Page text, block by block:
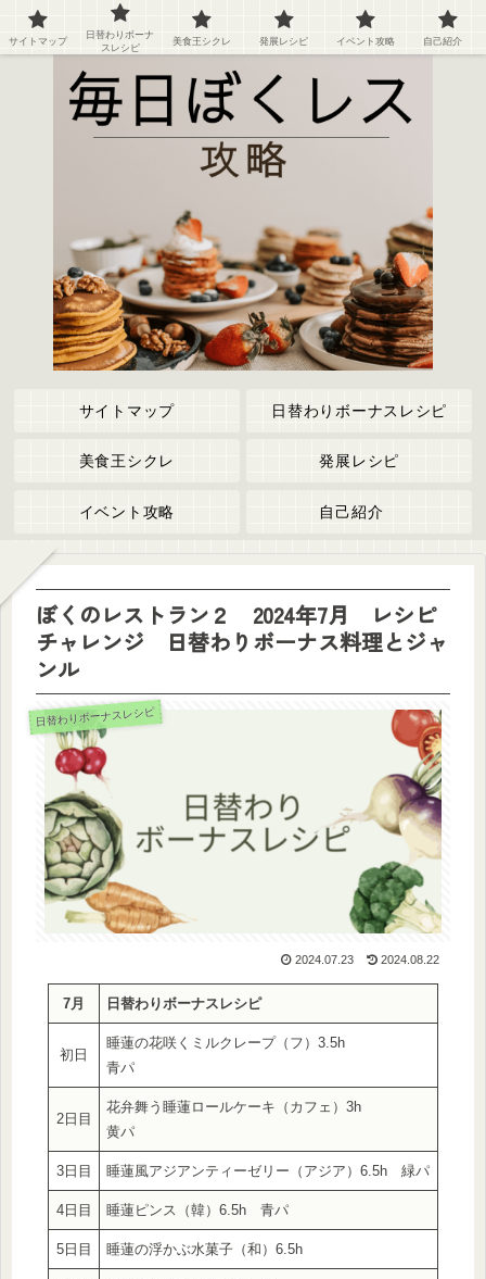
ぼくのレストラン２の攻略情報や記録など
サイトマップ 日替わりボーナスレシピ
美食王シクレ 発展レシピ
イベント攻略 自己紹介
ぼくのレストラン２ 2024年7月 レシピ
チャレンジ 日替わりボーナス料理とジャ
ンル
日替わりボーナスレシピ
2024.07.23 2024.08.22
7月 日替わりボーナスレシピ
初日
睡蓮の花咲くミルクレープ（フ）3.5h
青パ
2日目
花弁舞う睡蓮ロールケーキ（カフェ）3h
黄パ
3日目 睡蓮風アジアンティーゼリー（アジア）6.5h 緑パ
4日目 睡蓮ピンス（韓）6.5h 青パ
5日目 睡蓮の浮かぶ水菓子（和）6.5h
サイトマップ
日替わりボーナ
スレシピ
美食王シクレ 発展レシピ イベント攻略 自己紹介